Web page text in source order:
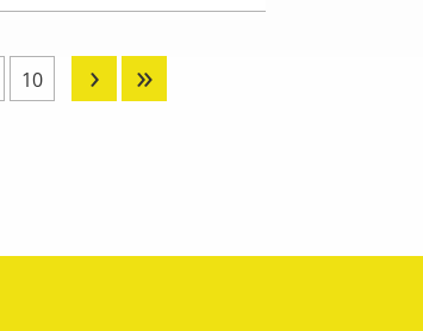
10 › »